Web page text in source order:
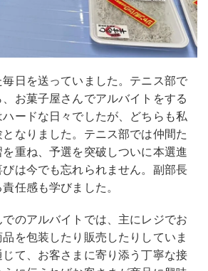
日を送っていました。テニス部で
お菓子屋さんでアルバイトをする
ードな日々でしたが、どちらも私
なりました。テニス部では仲間た
重ね、予選を突破しついに本選進
は今でも忘れられません。副部長
任感も学びました。
のアルバイトでは、主にレジでお
を包装したり販売したりしていま
て、お客さまに寄り添う丁寧な接